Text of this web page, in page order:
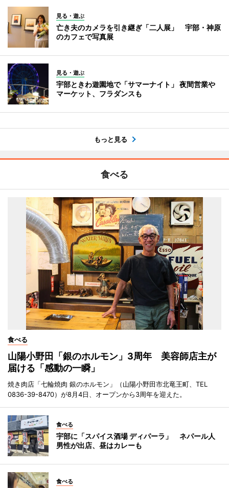
見る・遊ぶ
亡き夫のカメラを引き継ぎ「二人展」 宇部・神原
のカフェで写真展
見る・遊ぶ
宇部ときわ遊園地で「サマーナイト」 夜間営業や
マーケット、フラダンスも
もっと見る
食べる
食べる
山陽小野田「銀のホルモン」3周年 美容師店主が
届ける「感動の一瞬」
焼き肉店「七輪焼肉 銀のホルモン」（山陽小野田市北竜王町、TEL
0836-39-8470）が8月4日、オープンから3周年を迎えた。
食べる
宇部に「スパイス酒場 ディパーラ」 ネパール人
男性が出店、昼はカレーも
食べる